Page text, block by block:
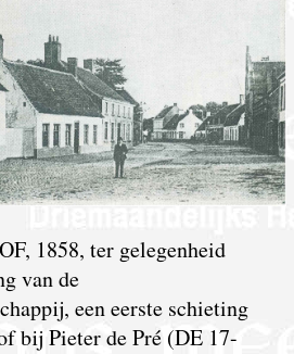
1858, ter gelegenheid
van de
een eerste schieting
bij Pieter de Pré (DE 17-